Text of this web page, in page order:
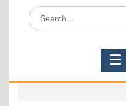
Search
for: